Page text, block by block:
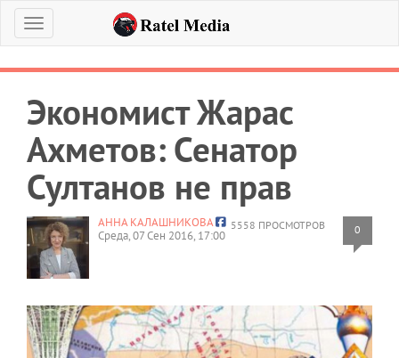
Меню
Экономист Жарас
Ахметов: Сенатор
Султанов не прав
5558 ПРОСМОТРОВ 0
АННА КАЛАШНИКОВА
Среда, 07 Сен 2016, 17:00